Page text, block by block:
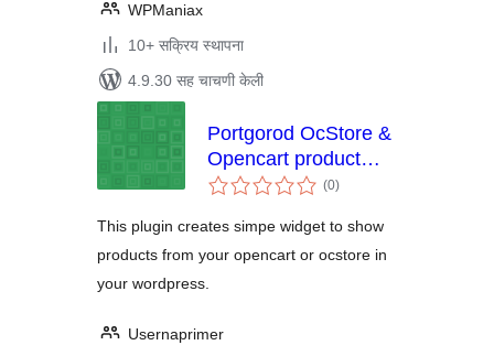
WPManiax
10+ सक्रिय स्थापना
4.9.30 सह चाचणी केली
Portgorod OcStore &
Opencart product
widget
(0एकूण
मूल्यांकन
)
This plugin creates simpe widget to show
products from your opencart or ocstore in
your wordpress.
Usernaprimer